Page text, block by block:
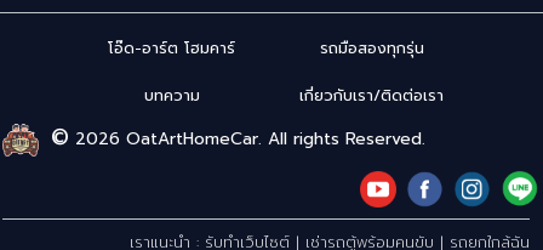
โอ๊ด-อาร์ต โฮมคาร์ รถมือสองทุกรุ่น
บทความ เกี่ยวกับเรา/ติดต่อเรา
© 2026 OatArtHomeCar. All rights Reserved.
เราแนะนำ : รับทำเว็บไซต์ | เช่ารถตู้พร้อมคนขับ | รถยกใกล้ฉัน